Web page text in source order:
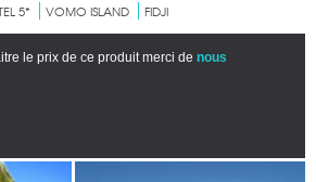
5* VOMO ISLAND FIDJI
le prix de ce produit merci de nous